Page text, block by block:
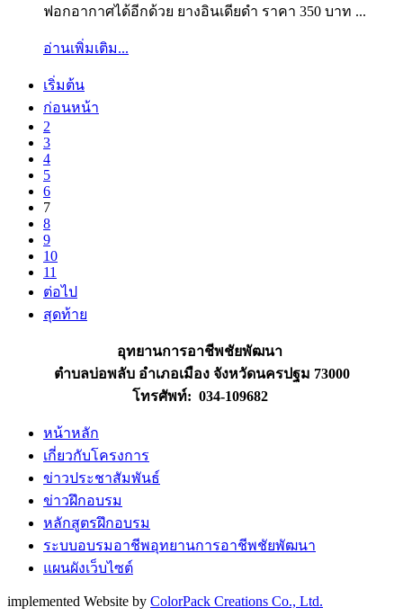
ฟอกอากาศได้อีกด้วย ยางอินเดียดำ ราคา 350 บาท ...
อ่านเพิ่มเติม...
เริ่มต้น
ก่อนหน้า
2
3
4
5
6
7
8
9
10
11
ต่อไป
สุดท้าย
อุทยานการอาชีพชัยพัฒนา
ตำบลบ่อพลับ อำเภอเมือง จังหวัดนครปฐม 73000
โทรศัพท์: 034-109682
หน้าหลัก
เกี่ยวกับโครงการ
ข่าวประชาสัมพันธ์
ข่าวฝึกอบรม
หลักสูตรฝึกอบรม
ระบบอบรมอาชีพอุทยานการอาชีพชัยพัฒนา
แผนผังเว็บไซต์
implemented Website by ColorPack Creations Co., Ltd.